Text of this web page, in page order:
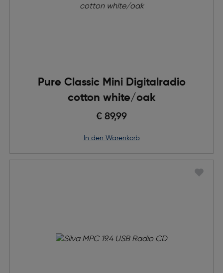
Pure Classic Mini Digitalradio
cotton white/oak
€ 89,99
in den Warenkorb